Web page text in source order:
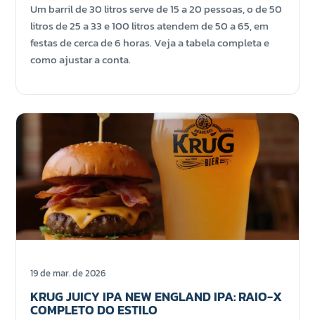
Um barril de 30 litros serve de 15 a 20 pessoas, o de 50
litros de 25 a 33 e 100 litros atendem de 50 a 65, em
festas de cerca de 6 horas. Veja a tabela completa e
como ajustar a conta.
19 de mar. de 2026
KRUG JUICY IPA NEW ENGLAND IPA: RAIO-X
COMPLETO DO ESTILO